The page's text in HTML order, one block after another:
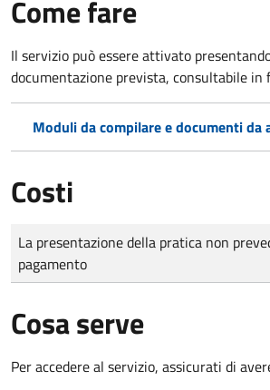
Come fare
Il servizio può essere attivato
documentazione prevista, consultabile in
Moduli da compilare e documenti da
Costi
Tipo di pagamento
Importo
La presentazione della pratica non
pagamento
Cosa serve
Per accedere al servizio, assicurati di